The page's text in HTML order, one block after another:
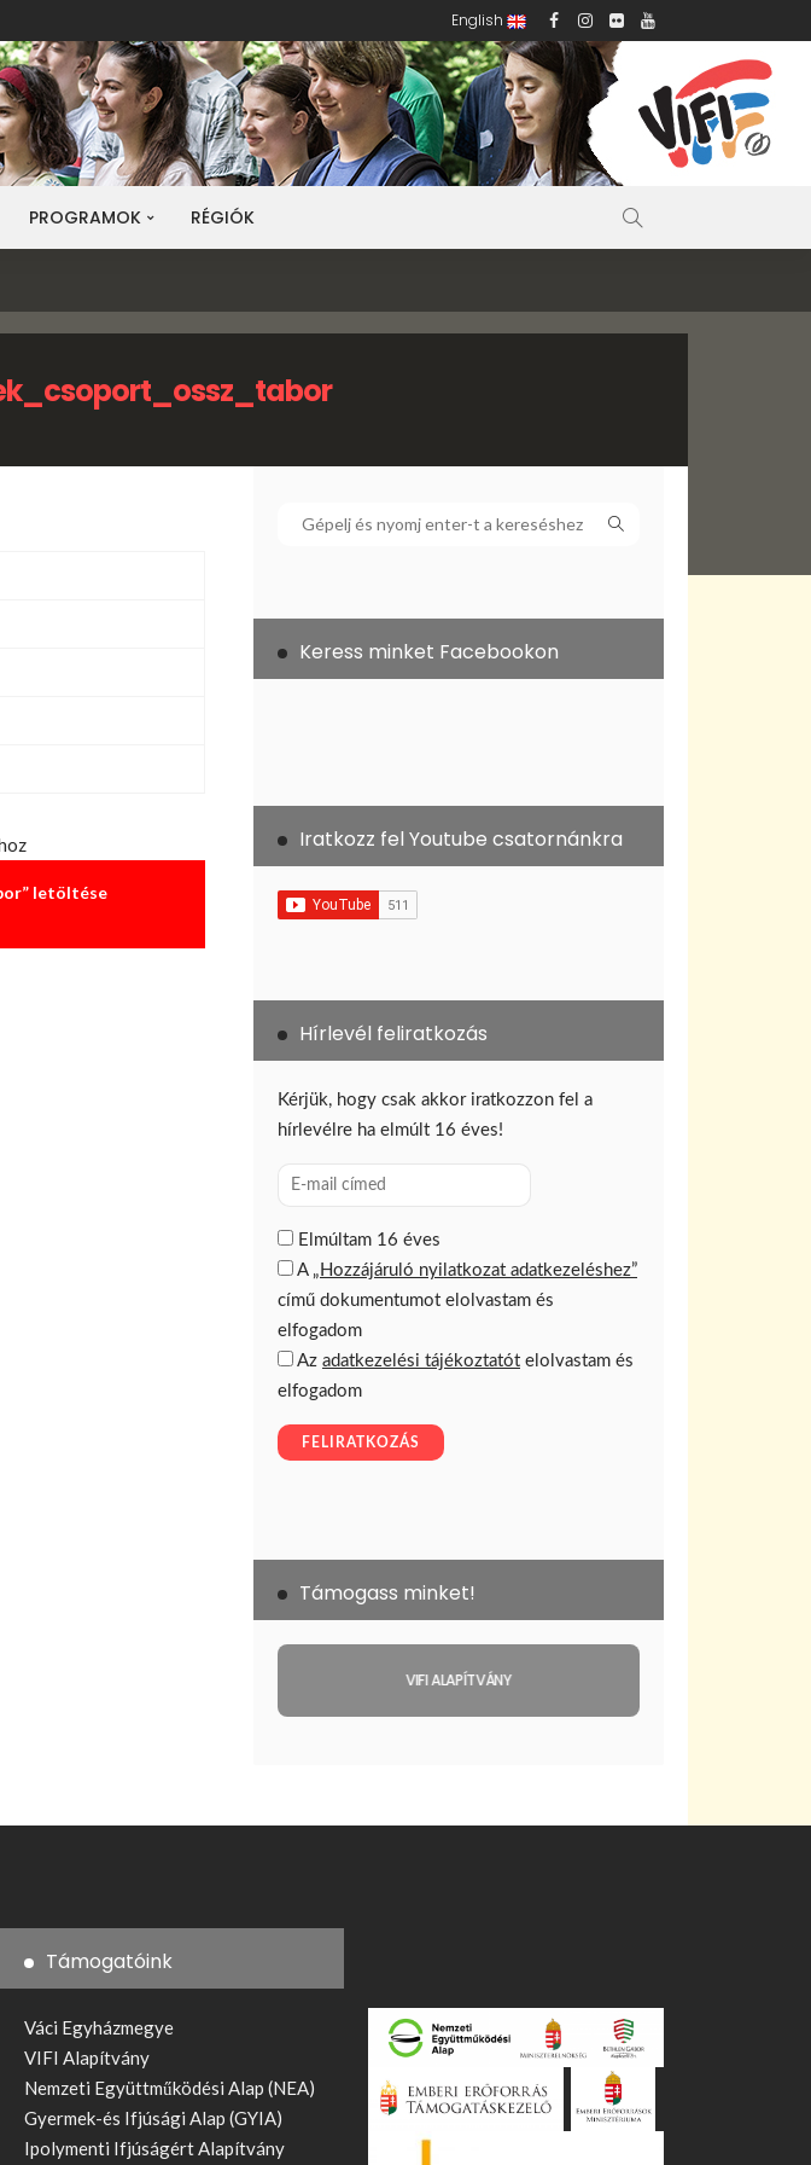
English
PROGRAMOK RÉGIÓK
letöltése
Keress minket Facebookon
Iratkozz fel Youtube csatornánkra
Hírlevél feliratkozás
Támogass minket!
VIFI ALAPÍTVÁNY
Támogatóink
Váci Egyházmegye
VIFI Alapítvány
Nemzeti Együttműködési Alap (NEA)
Gyermek-és Ifjúsági Alap (GYIA)
Ipolymenti Ifjúságért Alapítvány